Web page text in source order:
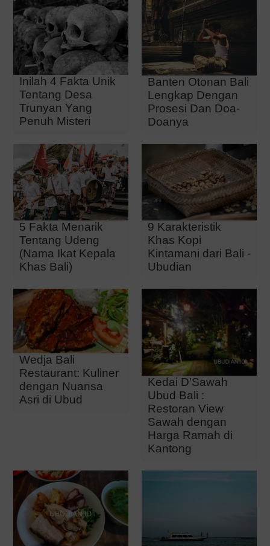
Inilah 4 Fakta Unik
Tentang Desa
Trunyan Yang
Penuh Misteri
Banten Otonan Bali
Lengkap Dengan
Prosesi Dan Doa-
Doanya
5 Fakta Menarik
Tentang Udeng
(Nama Ikat Kepala
Khas Bali)
9 Karakteristik
Khas Kopi
Kintamani dari Bali -
Ubudian
Wedja Bali
Restaurant: Kuliner
dengan Nuansa
Asri di Ubud
Kedai D'Sawah
Ubud Bali :
Restoran View
Sawah dengan
Harga Ramah di
Kantong